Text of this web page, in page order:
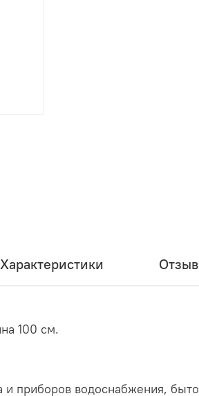
Характеристики
100 см.
и приборов водоснабжения,